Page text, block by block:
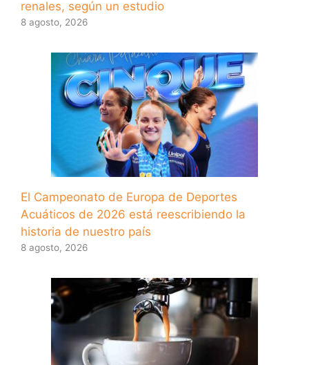
renales, según un estudio
8 agosto, 2026
El Campeonato de Europa de Deportes
Acuáticos de 2026 está reescribiendo la
historia de nuestro país
8 agosto, 2026